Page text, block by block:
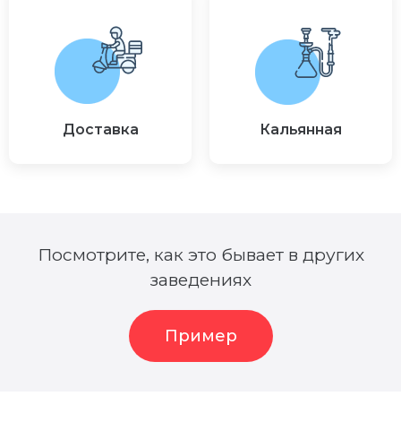
Доставка Кальянная
Посмотрите, как это бывает в других
заведениях
Пример